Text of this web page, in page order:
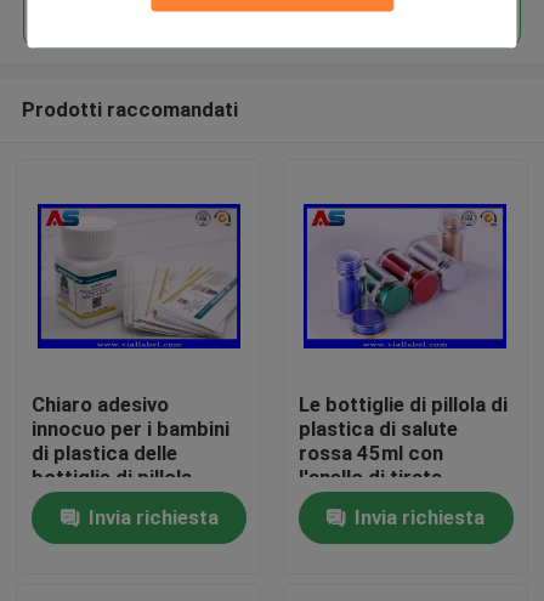
Casa
Prodotti
Prodotti raccomandati
Chiaro adesivo
innocuo per i bambini
di plastica delle
bottiglie di pillola
forte impermeabile
per la compressa
orale
Invia richiesta
Le bottiglie di pillola di
plastica di salute
rossa 45ml con
l'anello di tirata
ricoprono/guarnizione
sensibile della
protezione
Invia richiesta